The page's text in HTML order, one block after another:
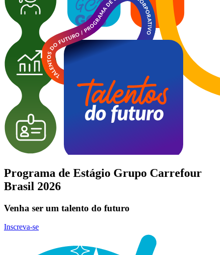
Programa de Estágio Grupo Carrefour
Brasil 2026
Venha ser um talento do futuro
Inscreva-se